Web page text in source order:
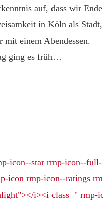
auf, dass wir Ende
in Köln als Stadt,
einem Abendessen.
ging es früh…